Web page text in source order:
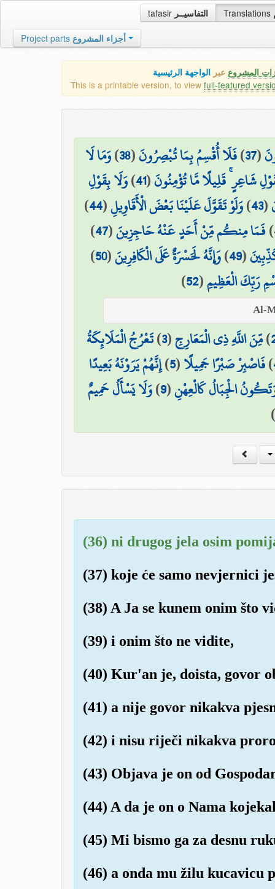
tafasir التفاسيــر Translations
Project parts أجزاء المشروع
المشروع عبر الواجهة الرئيسية
This is a printable version, to view full-featured
(
37
)فَلَا أُقْسِمُ بِمَا تُبْصِرُونَ(
38
)وَمَا لَا
شَاعِرٍ ۚ قَلِيلًا مَّا تُؤْمِنُونَ(
41
)وَلَا بِقَوْلِ
(
43
)وَلَوْ تَقَوَّلَ عَلَيْنَا بَعْضَ الْأَقَاوِيلِ(
44
)
)فَمَا مِنكُم مِّنْ أَحَدٍ عَنْهُ حَاجِزِينَ(
47
)
(
49
)وَإِنَّهُ لَحَسْرَةٌ عَلَى الْكَافِرِينَ(
50
)
رَبِّكَ الْعَظِيمِ(
52
)
)مِّنَ اللَّهِ ذِي الْمَعَارِجِ(
3
)تَعْرُجُ الْمَلَائِكَةُ
)فَاصْبِرْ صَبْرًا جَمِيلًا(
5
)إِنَّهُمْ يَرَوْنَهُ بَعِيدًا
الْجِبَالُ كَالْعِهْنِ(
9
)وَلَا يَسْأَلُ حَمِيمٌ
)
(36) ni drugog jela osim
(37) koje će samo nevjernici
(38) A Ja se kunem onim što
(39) i onim što ne vidite,
(40) Kur'an je, doista, govor
(41) a nije govor nikakva
(42) i nisu riječi nikakva
(43) Objava je on od
(44) A da je on o Nama
(45) Mi bismo ga za desnu
(46) a onda mu žilu kucavicu